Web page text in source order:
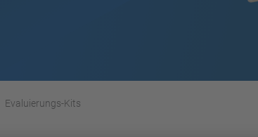
Evaluierungs-Kits